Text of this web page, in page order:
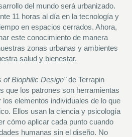
del mundo será urbanizado.
11 horas al día en la tecnología y
en espacios cerrados. Ahora,
este conocimiento de manera
zonas urbanas y ambientes
salud y bienestar.
of Biophilic Design"de Terrapin
que los patrones son herramientas
elementos individuales de lo que
Ellos usan la ciencia y psicología
cómo aplicar cada punto cuando
humanas sin el diseño. No